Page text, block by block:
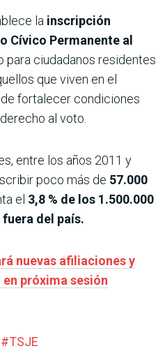
la inscripción
Cívico Permanente al
para ciudadanos residentes
que viven en el
fortalecer condiciones
al voto.
entre los años 2011 y
poco más de 57.000
el 3,8 % de los 1.500.000
del país.
nuevas afiliaciones y
próxima sesión
#TSJE